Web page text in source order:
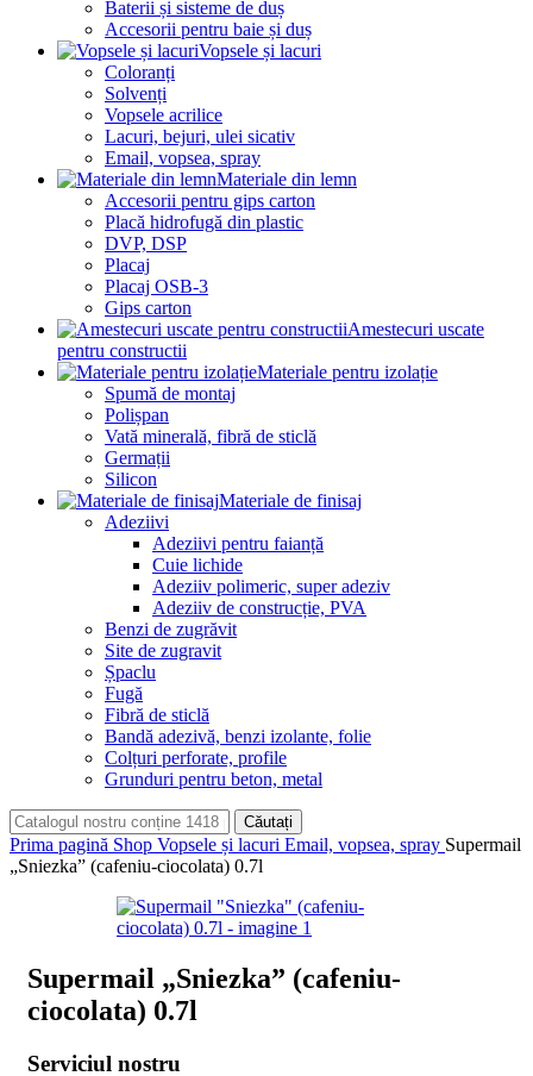
Baterii și sisteme de duș
Accesorii pentru baie și duș
Vopsele și lacuri
Coloranți
Solvenți
Vopsele acrilice
Lacuri, bejuri, ulei sicativ
Email, vopsea, spray
Materiale din lemn
Accesorii pentru gips carton
Placă hidrofugă din plastic
DVP, DSP
Placaj
Placaj OSB-3
Gips carton
Amestecuri uscate
pentru constructii
Materiale pentru izolație
Spumă de montaj
Polișpan
Vată minerală, fibră de sticlă
Germații
Silicon
Materiale de finisaj
Adeziivi
Adeziivi pentru faianță
Cuie lichide
Adeziiv polimeric, super adeziv
Adeziiv de construcție, PVA
Benzi de zugrăvit
Site de zugravit
Șpaclu
Fugă
Fibră de sticlă
Bandă adezivă, benzi izolante, folie
Colțuri perforate, profile
Grunduri pentru beton, metal
Căutați
Prima pagină Shop Vopsele și lacuri Email, vopsea, spray Supermail
„Sniezka” (cafeniu-ciocolata) 0.7l
Supermail „Sniezka” (cafeniu-
ciocolata) 0.7l
Serviciul nostru